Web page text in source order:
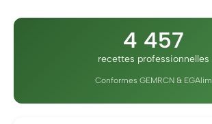
4 457
recettes professionnelles
Conformes GEMRCN & EGAlim